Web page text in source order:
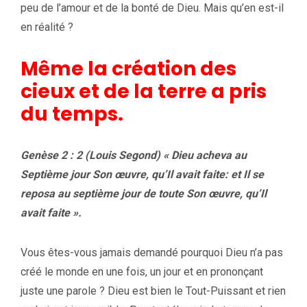
peu de l’amour et de la bonté de Dieu. Mais qu’en est-il
en réalité ?
Même la création des
cieux et de la terre a pris
du temps.
Genèse 2 : 2 (Louis Segond) « Dieu acheva au
Septième jour Son œuvre, qu’Il avait faite: et Il se
reposa au septième jour de toute Son œuvre, qu’Il
avait faite ».
Vous êtes-vous jamais demandé pourquoi Dieu n’a pas
créé le monde en une fois, un jour et en prononçant
juste une parole ? Dieu est bien le Tout-Puissant et rien